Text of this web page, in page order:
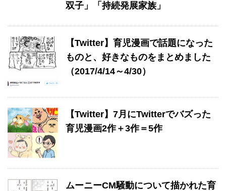
双子」「持続発展家族」
【Twitter】育児漫画で話題になった
ものと、好きなものをまとめました
（2017/4/14～4/30）
【Twitter】7月にTwitterでバズった
育児漫画2作＋3作＝5作
ムーニーCM騒動について描かれた育